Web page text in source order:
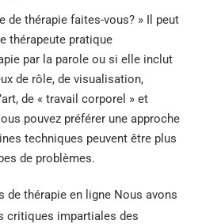
de thérapie faites-vous? » Il peut
thérapeute pratique
par la parole ou si elle inclut
de rôle, de visualisation,
de « travail corporel » et
pouvez préférer une approche
techniques peuvent être plus
de problèmes.
de thérapie en ligne Nous avons
critiques impartiales des